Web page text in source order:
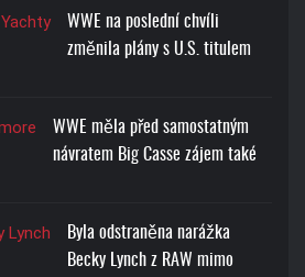
WWE na poslední chvíli
změnila plány s U.S. titulem
WWE měla před samostatným
návratem Big Casse zájem také
Byla odstraněna narážka
Becky Lynch z RAW mimo